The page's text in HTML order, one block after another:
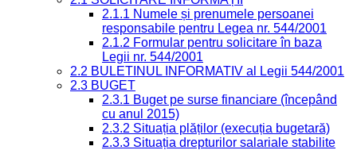
2.1.1 Numele și prenumele persoanei
responsabile pentru Legea nr. 544/2001
2.1.2 Formular pentru solicitare în baza
Legii nr. 544/2001
2.2 BULETINUL INFORMATIV al Legii 544/2001
2.3 BUGET
2.3.1 Buget pe surse financiare (începând
cu anul 2015)
2.3.2 Situația plăților (execuția bugetară)
2.3.3 Situația drepturilor salariale stabilite